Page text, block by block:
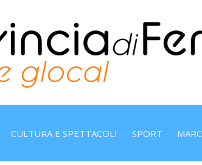
CULTURA E SPETTACOLI SPORT